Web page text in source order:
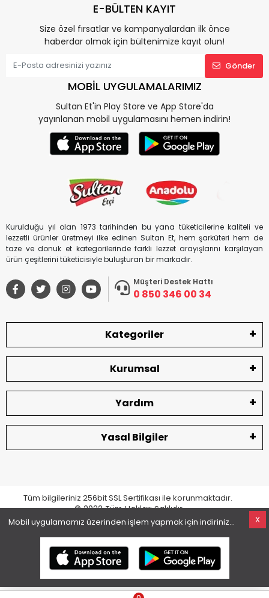
E-BÜLTEN KAYIT
Size özel fırsatlar ve kampanyalardan ilk önce
haberdar olmak için bültenimize kayıt olun!
Gönder
MOBİL UYGULAMALARIMIZ
Sultan Et'in Play Store ve App Store'da
yayınlanan mobil uygulamasını hemen indirin!
Kurulduğu yıl olan 1973 tarihinden bu yana tüketicilerine kaliteli ve
lezzetli ürünler üretmeyi ilke edinen Sultan Et, hem şarküteri hem de
taze ve donuk et kategorilerinde farklı lezzet arayışlarını karşılayan
ürün çeşitlerini tüketicisiyle buluşturan bir markadır.
Müşteri Destek Hattı
0 850 346 00 34
Kategoriler
Kurumsal
Yardım
Yasal Bilgiler
Tüm bilgileriniz 256bit SSL Sertifikası ile korunmaktadır.
© 2022Tüm Hakları Saklıdır
X
Mobil uygulamamız üzerinden işlem yapmak için indiriniz...
superKET E-ticaret ve Pazaryeri Entegrasyon Çözümleri